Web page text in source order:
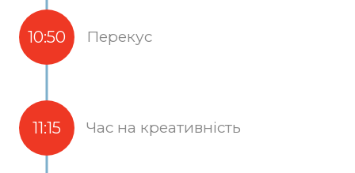
10:50 Перекус
11:15 Час на креативність